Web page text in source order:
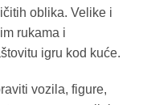
oblika. Velike i
rukama i
igru kod kuće.
vozila, figure,